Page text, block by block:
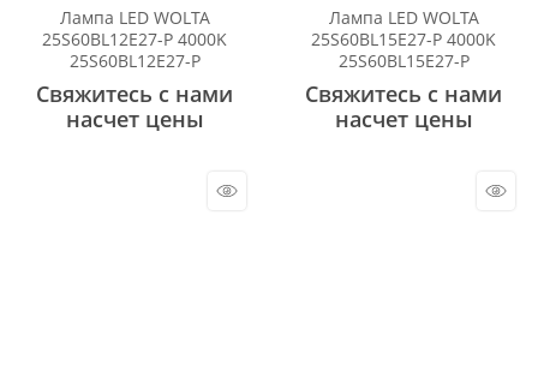
Лампа LED WOLTA
25S60BL12E27-P 4000K
25S60BL12E27-P
Свяжитесь с нами
насчет цены
Лампа LED WOLTA
25S60BL15E27-P 4000K
25S60BL15E27-P
Свяжитесь с нами
насчет цены